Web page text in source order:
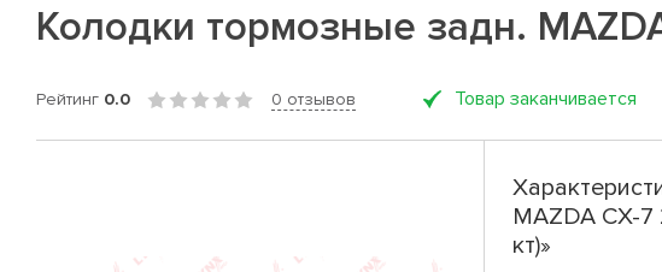
Колодки тормозные задн.
Рейтинг 0.0 0 отзывов Товар заканчивается
MAZDA CX-
кт)»